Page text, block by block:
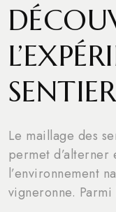
Le maillage des
permet
l’environnement
vigneronne.